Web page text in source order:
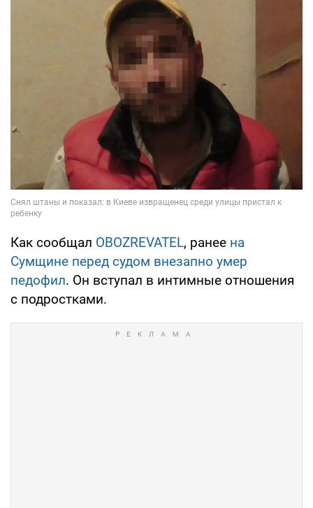
Как сообщал OBOZREVATEL, ранее на
Сумщине перед судом внезапно умер
педофил. Он вступал в интимные отношения
с подростками.